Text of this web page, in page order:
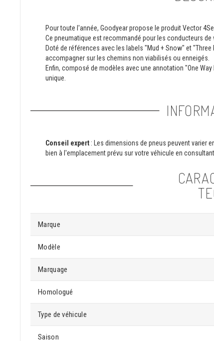
Pour toute l'année, Goodyear propose le produit Vector
Ce pneumatique est recommandé pour les conducteurs de
Doté de références avec les labels "Mud + Snow" et
accompagner sur les chemins non viabilisés ou enneigés.
Enfin, composé de modèles avec une annotation "One
unique.
Conseil expert : Les dimensions de pneus peuvent varier
bien à l'emplacement prévu sur votre véhicule en
Marque
Modèle
Marquage
Homologué
Type de véhicule
Saison